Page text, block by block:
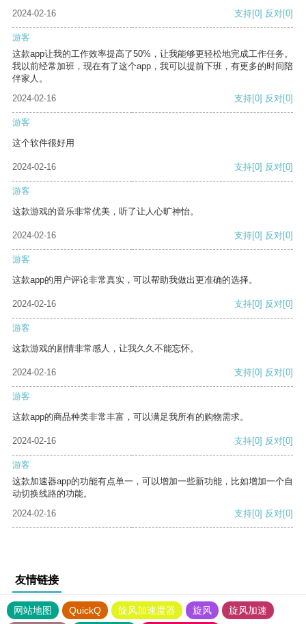
2024-02-16
支持[0] 反对[0]
游客
这款app让我的工作效率提高了50%，让我能够更轻松地完成工作任务。
我以前经常加班，现在有了这个app，我可以提前下班，有更多的时间陪
伴家人。
2024-02-16
支持[0] 反对[0]
游客
这个软件很好用
2024-02-16 支持[0] 反对[0]
游客
这款游戏的音乐非常优美，听了让人心旷神怡。
2024-02-16 支持[0] 反对[0]
游客
这款app的用户评论非常真实，可以帮助我做出更准确的选择。
2024-02-16 支持[0] 反对[0]
游客
这款游戏的剧情非常感人，让我久久不能忘怀。
2024-02-16 支持[0] 反对[0]
游客
这款app的商品种类非常丰富，可以满足我所有的购物需求。
2024-02-16 支持[0] 反对[0]
游客
这款加速器app的功能有点单一，可以增加一些新功能，比如增加一个自
动切换线路的功能。
2024-02-16
支持[0] 反对[0]
友情链接
网站地图 QuickQ 旋风加速度器 旋风 旋风加速